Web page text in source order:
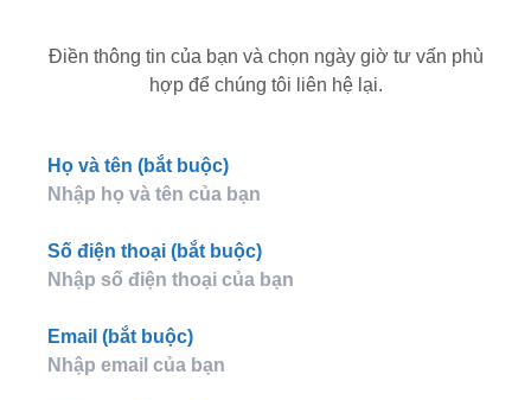
Điền thông tin của bạn và chọn ngày giờ tư vấn phù
hợp để chúng tôi liên hệ lại.
Họ và tên (bắt buộc)
Số điện thoại (bắt buộc)
Email (bắt buộc)